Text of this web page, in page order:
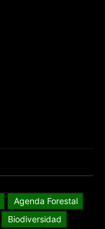
Agenda Forestal
Biodiversidad